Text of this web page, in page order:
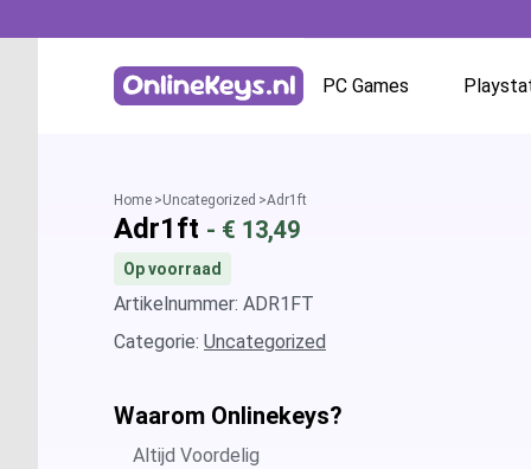
PC Games
Ubisoft / Uplay
Home Uncategorized Adr1ft
Adr1ft - € 13,49
Op voorraad
Artikelnummer: ADR1FT
Categorie: Uncategorized
Waarom Onlinekeys?
Altijd Voordelig